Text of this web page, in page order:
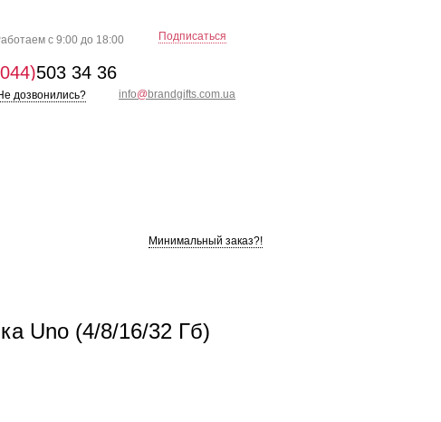
с 9:00 до 18:00 Подписаться
503 34 36
дозвонились? info@ brandgifts.com.ua
Минимальный заказ?!
Uno (4/8/16/32 Гб)